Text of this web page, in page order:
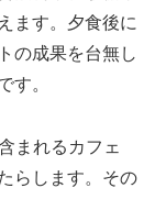
ます。夕食後に
の成果を台無し
す。
まれるカフェ
らします。その